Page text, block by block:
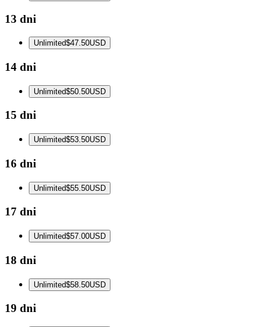
13 dni
Unlimited$47.50USD
14 dni
Unlimited$50.50USD
15 dni
Unlimited$53.50USD
16 dni
Unlimited$55.50USD
17 dni
Unlimited$57.00USD
18 dni
Unlimited$58.50USD
19 dni